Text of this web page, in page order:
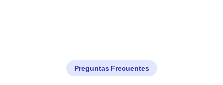
Preguntas Frecuentes